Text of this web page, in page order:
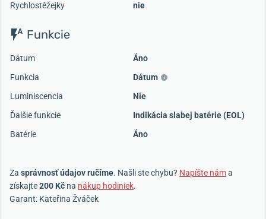
Rychlostěžejky
nie
Funkcie
Dátum
Áno
Funkcia
Dátum
Luminiscencia
Nie
Ďalšie funkcie
Indikácia slabej batérie (EOL)
Batérie
Áno
Za správnosť údajov ručíme. Našli ste chybu? Napíšte náma
získajte200 Kč na nákup hodiniek.
Garant: Kateřina Žváček